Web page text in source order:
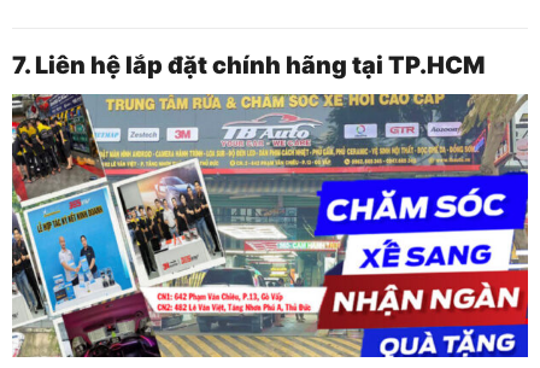
7. Liên hệ lắp đặt chính hãng tại TP.HCM